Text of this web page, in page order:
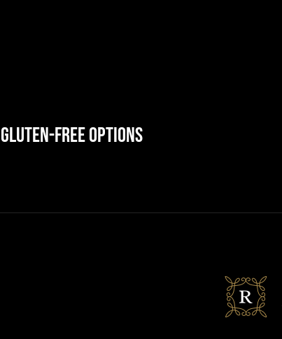
Gluten-Free Options